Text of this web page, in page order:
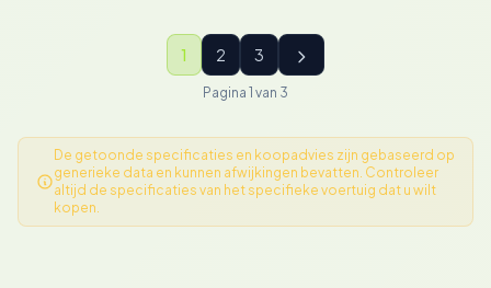
1 2 3
Pagina 1 van 3
De getoonde specificaties en koopadvies zijn gebaseerd op
generieke data en kunnen afwijkingen bevatten. Controleer
altijd de specificaties van het specifieke voertuig dat u wilt
kopen.